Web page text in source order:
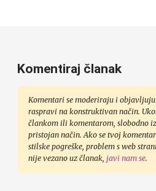
Komentiraj članak
Komentari se moderiraju i objavljuju
raspravi na konstruktivan način.
člankom ili komentarom, slobodno
pristojan način. Ako se tvoj
stilske pogreške, problem s web
nije vezano uz članak, javi nam se.